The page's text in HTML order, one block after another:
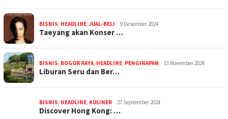
BISNIS, HEADLINE, JUAL-BELI 9 Desember 2024
Taeyang akan Konser …
BISNIS, BOGOR RAYA, HEADLINE, PENGINAPAN 15 November 2024
Liburan Seru dan Ber…
BISNIS, HEADLINE, KULINER 27 September 2024
Discover Hong Kong: …